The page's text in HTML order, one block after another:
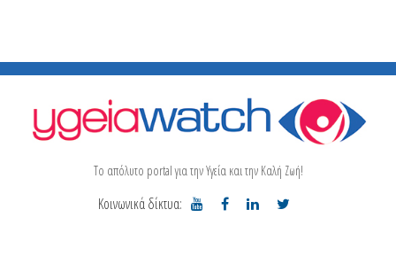
Το απόλυτο portal για την Υγεία και την Καλή Ζωή!
Κοινωνικά δίκτυα: